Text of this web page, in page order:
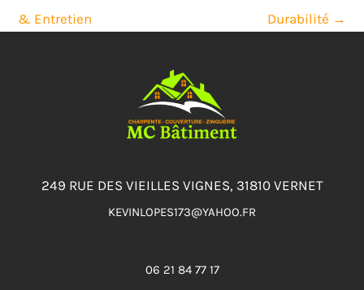
& Entretien
Durabilité →
249 RUE DES VIEILLES VIGNES, 31810 VERNET
KEVINLOPES173@YAHOO.FR
06 21 84 77 17